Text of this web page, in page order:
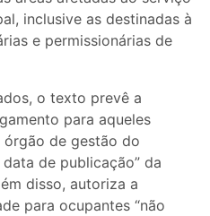
inclusive as destinadas à
e permissionárias de
o texto prevê a
para aqueles
órgão de gestão do
de publicação” da
disso, autoriza a
para ocupantes “não